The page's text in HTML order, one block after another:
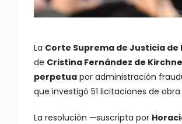
La Corte Suprema de Justicia de
de Cristina Fernández de
perpetuapor administración
que investigó 51 licitaciones de
La resolución —suscripta por